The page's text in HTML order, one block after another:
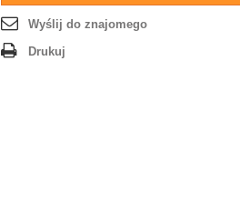
Wyślij do znajomego
Drukuj